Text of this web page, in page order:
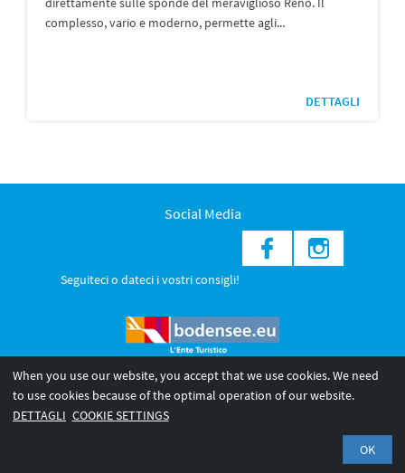
complesso, vario e moderno, permette agli...
DETTAGLI
Social Media
Seguiteci o dateci i vostri consigli!
© 2026 Internationale Bodensee Tourismus GmbH
When you use our website, you accept that we use cookies. We need
to use cookies because of the optimal operation of our website.
DETTAGLI COOKIE SETTINGS
OK